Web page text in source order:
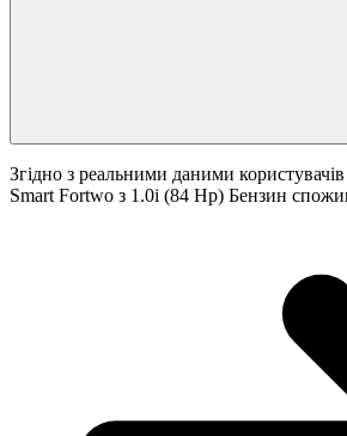
Згідно з реальними даними
Smart Fortwo з 1.0i (84 Hp) Бензин